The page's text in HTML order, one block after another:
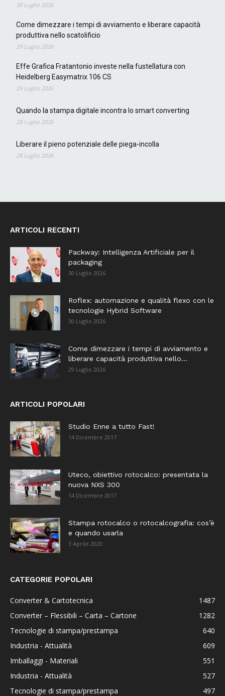
30 Luglio 2026
Come dimezzare i tempi di avviamento e liberare capacità
produttiva nello scatolificio
29 Luglio 2026
Effe Grafica Fratantonio investe nella fustellatura con
Heidelberg Easymatrix 106 CS
29 Luglio 2026
Quando la stampa digitale incontra lo smart converting
28 Luglio 2026
Liberare il pieno potenziale delle piega-incolla
28 Luglio 2026
ARTICOLI RECENTI
Packway: Intelligenza Artificiale per il
packaging
30 Luglio 2026
Roflex: automazione e qualità flexo con le
tecnologie Hybrid Software
30 Luglio 2026
Come dimezzare i tempi di avviamento e
liberare capacità produttiva nello...
29 Luglio 2026
ARTICOLI POPOLARI
Studio Enne a tutto Fast!
14 Dicembre 2017
Uteco, obiettivo rotocalco: presentata la
nuova NXS 300
14 Dicembre 2017
Stampa rotocalco o rotocalcografia: cos’è
e quando usarla
3 Aprile 2020
CATEGORIE POPOLARI
Converter & Cartotecnica
1487
Converter – Flessibili – Carta – Cartone
1282
Tecnologie di stampa/prestampa
640
Industria - Attualità
609
Imballaggi - Materiali
551
Industria - Attualità
527
Tecnologie di stampa/prestampa
497